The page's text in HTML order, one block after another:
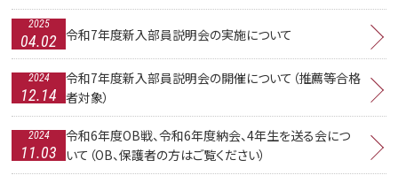
2025
04.02 令和7年度新入部員説明会の実施について
2024
12.14
令和7年度新入部員説明会の開催について（推薦等合格
者対象）
2024
11.03
令和6年度OB戦、令和6年度納会、4年生を送る会につ
いて（OB、保護者の方はご覧ください）